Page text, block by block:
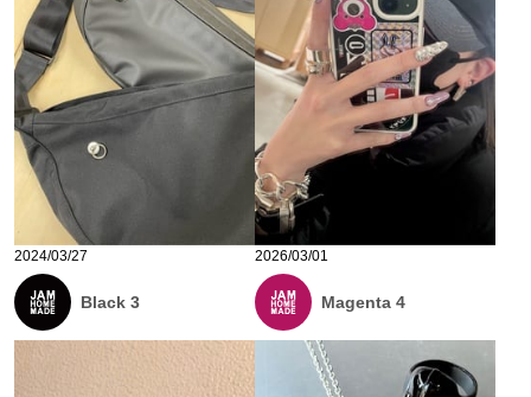
2024/03/27
Black 3
2026/03/01
Magenta 4